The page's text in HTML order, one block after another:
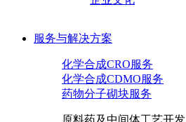
服务与解决方案
化学合成CRO服务
化学合成CDMO服务
药物分子砌块服务
原料药及中间体工艺开发